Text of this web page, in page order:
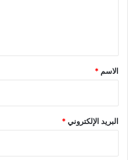
*
الاسم *
البريد الإلكتروني*